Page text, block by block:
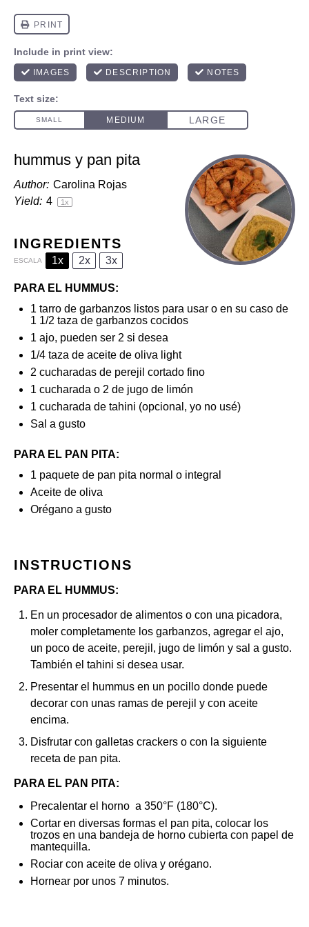
hummus y pan pita
Author: Carolina Rojas
Yield: 4 1x
INGREDIENTS
ESCALA 1x 2x 3x
PARA EL HUMMUS:
1 tarro de garbanzos listos para usar o en su caso de
1 1/2 taza de garbanzos cocidos
1 ajo, pueden ser 2 si desea
1/4 taza de aceite de oliva light
2 cucharadas de perejil cortado fino
1 cucharada o 2 de jugo de limón
1 cucharada de tahini (opcional, yo no usé)
Sal a gusto
PARA EL PAN PITA:
1 paquete de pan pita normal o integral
Aceite de oliva
Orégano a gusto
INSTRUCTIONS
PARA EL HUMMUS:
En un procesador de alimentos o con una picadora,
moler completamente los garbanzos, agregar el ajo,
un poco de aceite, perejil, jugo de limón y sal a gusto.
También el tahini si desea usar.
Presentar el hummus en un pocillo donde puede
decorar con unas ramas de perejil y con aceite
encima.
Disfrutar con galletas crackers o con la siguiente
receta de pan pita.
PARA EL PAN PITA:
Precalentar el horno a 350°F (180°C).
Cortar en diversas formas el pan pita, colocar los
trozos en una bandeja de horno cubierta con papel de
mantequilla.
Rociar con aceite de oliva y orégano.
Hornear por unos 7 minutos.